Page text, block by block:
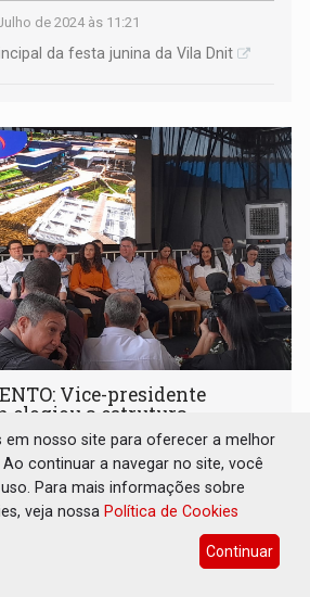
de 2024 às 11:21
da festa junina da Vila Dnit
Vice-presidente
elogiou a estrutura
de 2024 às 15:44
do BMG Foods e visitou a
em nosso site para oferecer a melhor
continuar a navegar no site, você
Para mais informações sobre
veja nossa Política de Cookies
Continuar